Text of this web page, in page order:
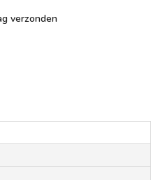
verzonden